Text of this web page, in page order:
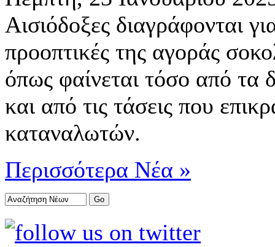
Αισιόδοξες διαγράφονται
προοπτικές της αγοράς
όπως φαίνεται τόσο από τα
και από τις τάσεις που
καταναλωτών.
Περισσότερα Νέα »